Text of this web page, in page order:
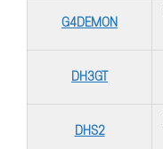
G4DEMON
DH3GT
DHS2